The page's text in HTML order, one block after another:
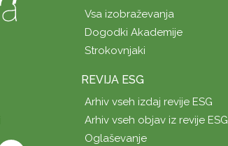
Vsa izobraževanja
Dogodki Akademije
Strokovnjaki
REVIJA ESG
Arhiv vseh izdaj revije ESG
Arhiv vseh objav iz revije ESG
Oglaševanje